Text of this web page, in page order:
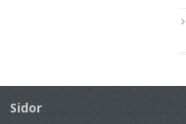
Sidor